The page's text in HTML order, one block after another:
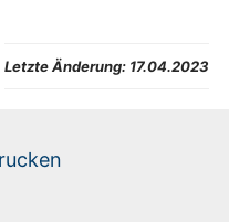
Letzte Änderung: 17.04.2023